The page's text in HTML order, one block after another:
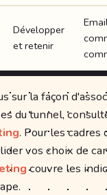
Développer
et retenir
sur la façon
du tunnel,
. Pour les cadres
vos choix de
couvre les